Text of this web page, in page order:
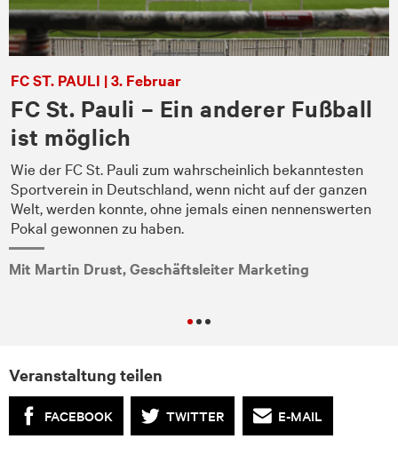
FC ST. PAULI | 3. Februar
FC St. Pauli – Ein anderer Fußball
ist möglich
Wie der FC St. Pauli zum wahrscheinlich bekanntesten
Sportverein in Deutschland, wenn nicht auf der ganzen
Welt, werden konnte, ohne jemals einen nennenswerten
Pokal gewonnen zu haben.
Mit Martin Drust, Geschäftsleiter Marketing
Veranstaltung teilen
FACEBOOK TWITTER E-MAIL